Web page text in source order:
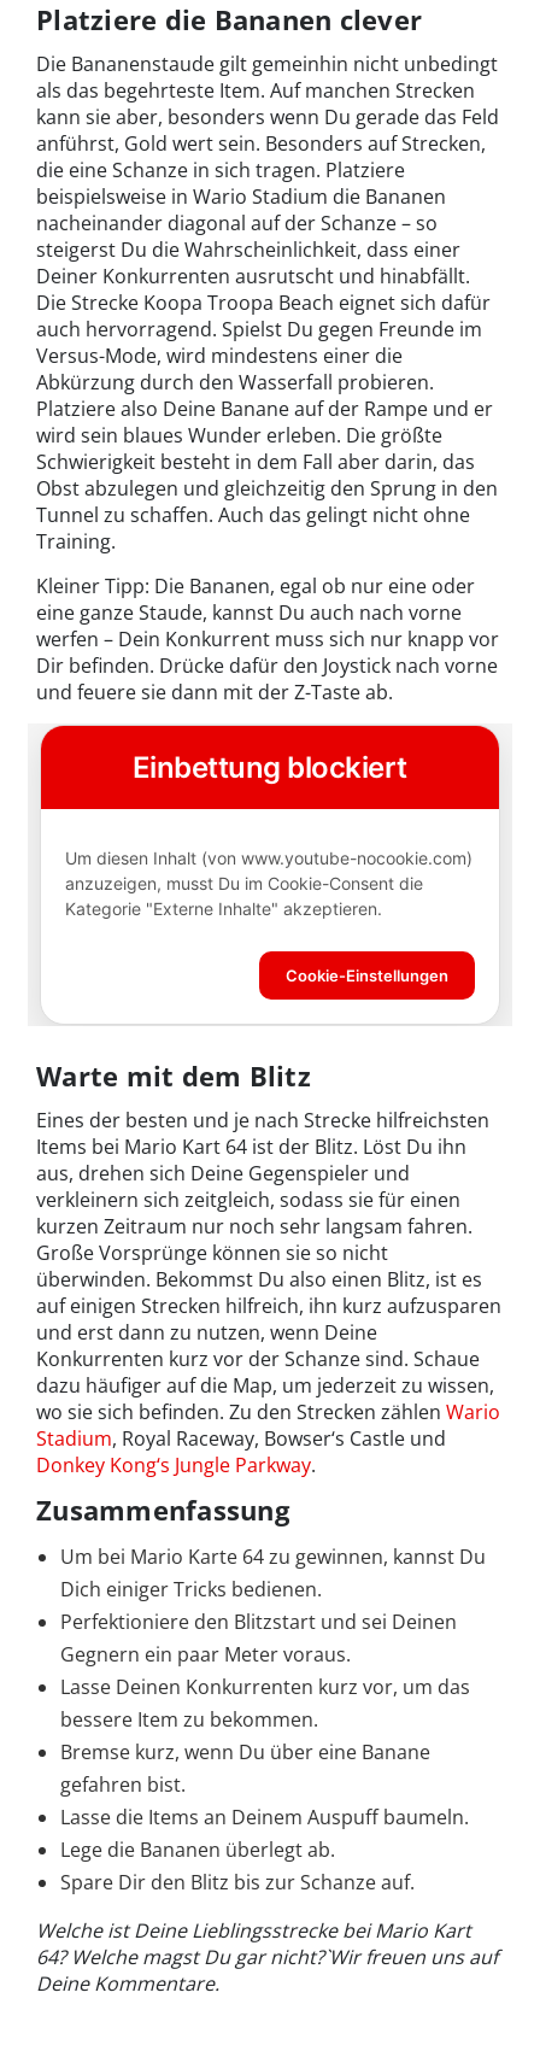
Platziere die Bananen clever
Die Bananenstaude gilt gemeinhin nicht unbedingt
als das begehrteste Item. Auf manchen Strecken
kann sie aber, besonders wenn Du gerade das Feld
anführst, Gold wert sein. Besonders auf Strecken,
die eine Schanze in sich tragen. Platziere
beispielsweise in Wario Stadium die Bananen
nacheinander diagonal auf der Schanze – so
steigerst Du die Wahrscheinlichkeit, dass einer
Deiner Konkurrenten ausrutscht und hinabfällt.
Die Strecke Koopa Troopa Beach eignet sich dafür
auch hervorragend. Spielst Du gegen Freunde im
Versus-Mode, wird mindestens einer die
Abkürzung durch den Wasserfall probieren.
Platziere also Deine Banane auf der Rampe und er
wird sein blaues Wunder erleben. Die größte
Schwierigkeit besteht in dem Fall aber darin, das
Obst abzulegen und gleichzeitig den Sprung in den
Tunnel zu schaffen. Auch das gelingt nicht ohne
Training.
Kleiner Tipp: Die Bananen, egal ob nur eine oder
eine ganze Staude, kannst Du auch nach vorne
werfen – Dein Konkurrent muss sich nur knapp vor
Dir befinden. Drücke dafür den Joystick nach vorne
und feuere sie dann mit der Z-Taste ab.
Warte mit dem Blitz
Eines der besten und je nach Strecke hilfreichsten
Items bei Mario Kart 64 ist der Blitz. Löst Du ihn
aus, drehen sich Deine Gegenspieler und
verkleinern sich zeitgleich, sodass sie für einen
kurzen Zeitraum nur noch sehr langsam fahren.
Große Vorsprünge können sie so nicht
überwinden. Bekommst Du also einen Blitz, ist es
auf einigen Strecken hilfreich, ihn kurz aufzusparen
und erst dann zu nutzen, wenn Deine
Konkurrenten kurz vor der Schanze sind. Schaue
dazu häufiger auf die Map, um jederzeit zu wissen,
wo sie sich befinden. Zu den Strecken zählen Wario
Stadium, Royal Raceway, Bowser‘s Castle und
Donkey Kong‘s Jungle Parkway.
Zusammenfassung
Um bei Mario Karte 64 zu gewinnen, kannst Du
Dich einiger Tricks bedienen.
Perfektioniere den Blitzstart und sei Deinen
Gegnern ein paar Meter voraus.
Lasse Deinen Konkurrenten kurz vor, um das
bessere Item zu bekommen.
Bremse kurz, wenn Du über eine Banane
gefahren bist.
Lasse die Items an Deinem Auspuff baumeln.
Lege die Bananen überlegt ab.
Spare Dir den Blitz bis zur Schanze auf.
Welche ist Deine Lieblingsstrecke bei Mario Kart
64? Welche magst Du gar nicht?`Wir freuen uns auf
Deine Kommentare.